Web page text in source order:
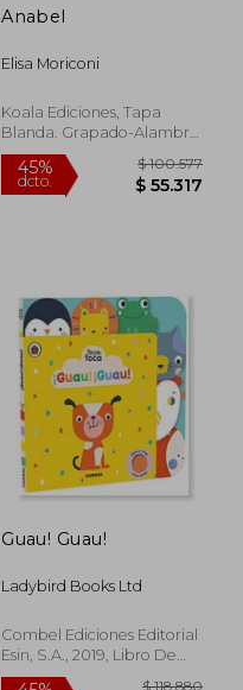
45%
dcto. $
Anabel
Elisa Moriconi
Koala Ediciones, Tapa
Blanda. Grapado-Alambre,
Nuevo
Guau! Guau!
Ladybird Books Ltd
Combel Ediciones Editorial
Esin, S.A., 2019, Libro De
Cartón, Nuevo